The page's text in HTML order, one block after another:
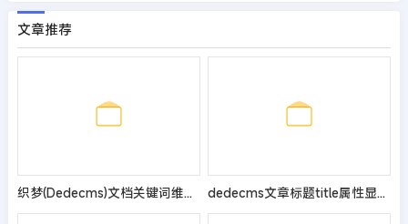
文章推荐
织梦(Dedecms)文档关键词维护,文章页自动添加关键词内链锚文本 dedecms文章标题title属性显示font标签